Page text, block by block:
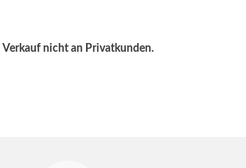
Verkauf nicht an Privatkunden.